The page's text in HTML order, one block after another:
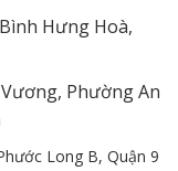
Hưng Hoà,
Phường An
Long B, Quận 9